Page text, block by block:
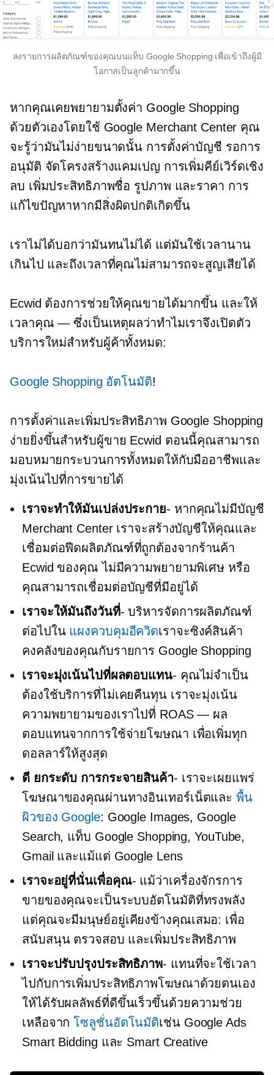
ลงรายการผลิตภัณฑ์ของคุณบนแท็บ Google Shopping เพื่อเข้าถึงผู้มี
โอกาสเป็นลูกค้ามากขึ้น
หากคุณเคยพยายามตั้งค่า Google Shopping
ด้วยตัวเองโดยใช้ Google Merchant Center คุณ
จะรู้ว่ามันไม่ง่ายขนาดนั้น การตั้งค่าบัญชี รอการ
อนุมัติ จัดโครงสร้างแคมเปญ การเพิ่มคีย์เวิร์ดเชิง
ลบ เพิ่มประสิทธิภาพชื่อ รูปภาพ และราคา การ
แก้ไขปัญหาหากมีสิ่งผิดปกติเกิดขึ้น
เราไม่ได้บอกว่ามันทนไม่ได้ แต่มันใช้เวลานาน
เกินไป และถึงเวลาที่คุณไม่สามารถจะสูญเสียได้
Ecwid ต้องการช่วยให้คุณขายได้มากขึ้น และให้
เวลาคุณ — ซึ่งเป็นเหตุผลว่าทำไมเราจึงเปิดตัว
บริการใหม่สำหรับผู้ค้าทั้งหมด:
Google Shopping อัตโนมัติ!
การตั้งค่าและเพิ่มประสิทธิภาพ Google Shopping
ง่ายยิ่งขึ้นสำหรับผู้ขาย Ecwid ตอนนี้คุณสามารถ
มอบหมายกระบวนการทั้งหมดให้กับมืออาชีพและ
มุ่งเน้นไปที่การขายได้
เราจะทำให้มันเปล่งประกาย- หากคุณไม่มีบัญชี
Merchant Center เราจะสร้างบัญชีให้คุณและ
เชื่อมต่อฟีดผลิตภัณฑ์ที่ถูกต้องจากร้านค้า
Ecwid ของคุณ ไม่มีความพยายามพิเศษ หรือ
คุณสามารถเชื่อมต่อบัญชีที่มีอยู่ได้
เราจะให้มันถึงวันที่- บริหารจัดการผลิตภัณฑ์
ต่อไปใน แผงควบคุมอีควิดเราจะซิงค์สินค้า
คงคลังของคุณกับรายการ Google Shopping
เราจะมุ่งเน้นไปที่ผลตอบแทน- คุณไม่จำเป็น
ต้องใช้บริการที่ไม่เคยคืนทุน เราจะมุ่งเน้น
ความพยายามของเราไปที่ ROAS — ผล
ตอบแทนจากการใช้จ่ายโฆษณา เพื่อเพิ่มทุก
ดอลลาร์ให้สูงสุด
ดี ยกระดับ การกระจายสินค้า- เราจะเผยแพร่
โฆษณาของคุณผ่านทางอินเทอร์เน็ตและพื้น
ผิวของ Google: Google Images, Google
Search, แท็บ Google Shopping, YouTube,
Gmail และแม้แต่ Google Lens
เราจะอยู่ที่นั่นเพื่อคุณ- แม้ว่าเครื่องจักรการ
ขายของคุณจะเป็นระบบอัตโนมัติที่ทรงพลัง
แต่คุณจะมีมนุษย์อยู่เคียงข้างคุณเสมอ: เพื่อ
สนับสนุน ตรวจสอบ และเพิ่มประสิทธิภาพ
เราจะปรับปรุงประสิทธิภาพ- แทนที่จะใช้เวลา
ไปกับการเพิ่มประสิทธิภาพโฆษณาด้วยตนเอง
ให้ได้รับผลลัพธ์ที่ดีขึ้นเร็วขึ้นด้วยความช่วย
เหลือจากโซลูชั่นอัตโนมัติเช่น Google Ads
Smart Bidding และ Smart Creative